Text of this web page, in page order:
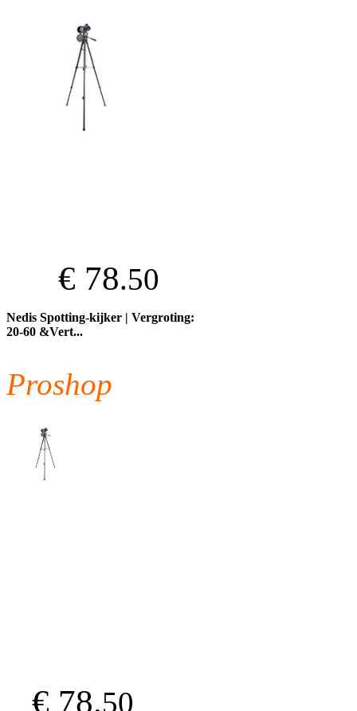
€ 78.50
Nedis Spotting-kijker | Vergroting:
20-60 &Vert...
Proshop
€ 78.50